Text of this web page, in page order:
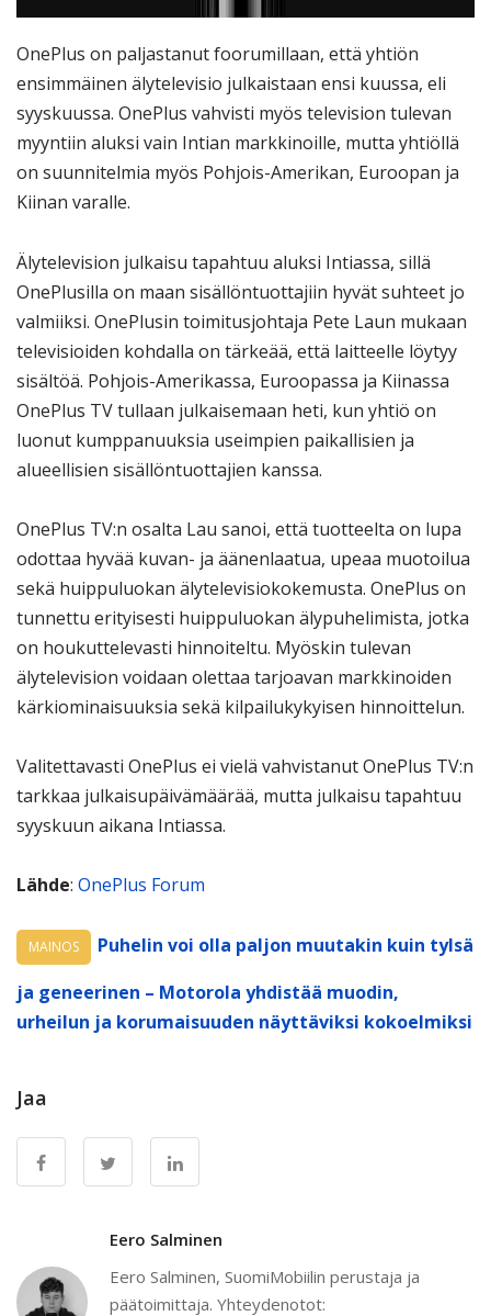
OnePlus on paljastanut foorumillaan, että yhtiön
ensimmäinen älytelevisio julkaistaan ensi kuussa, eli
syyskuussa. OnePlus vahvisti myös television tulevan
myyntiin aluksi vain Intian markkinoille, mutta yhtiöllä
on suunnitelmia myös Pohjois-Amerikan, Euroopan ja
Kiinan varalle.
Älytelevision julkaisu tapahtuu aluksi Intiassa, sillä
OnePlusilla on maan sisällöntuottajiin hyvät suhteet jo
valmiiksi. OnePlusin toimitusjohtaja Pete Laun mukaan
televisioiden kohdalla on tärkeää, että laitteelle löytyy
sisältöä. Pohjois-Amerikassa, Euroopassa ja Kiinassa
OnePlus TV tullaan julkaisemaan heti, kun yhtiö on
luonut kumppanuuksia useimpien paikallisien ja
alueellisien sisällöntuottajien kanssa.
OnePlus TV:n osalta Lau sanoi, että tuotteelta on lupa
odottaa hyvää kuvan- ja äänenlaatua, upeaa muotoilua
sekä huippuluokan älytelevisiokokemusta. OnePlus on
tunnettu erityisesti huippuluokan älypuhelimista, jotka
on houkuttelevasti hinnoiteltu. Myöskin tulevan
älytelevision voidaan olettaa tarjoavan markkinoiden
kärkiominaisuuksia sekä kilpailukykyisen hinnoittelun.
Valitettavasti OnePlus ei vielä vahvistanut OnePlus TV:n
tarkkaa julkaisupäivämäärää, mutta julkaisu tapahtuu
syyskuun aikana Intiassa.
Lähde: OnePlus Forum
MAINOS
Puhelin voi olla paljon muutakin kuin tylsä
ja geneerinen – Motorola yhdistää muodin,
urheilun ja korumaisuuden näyttäviksi kokoelmiksi
Jaa
Eero Salminen
Eero Salminen, SuomiMobiilin perustaja ja
päätoimittaja. Yhteydenotot: